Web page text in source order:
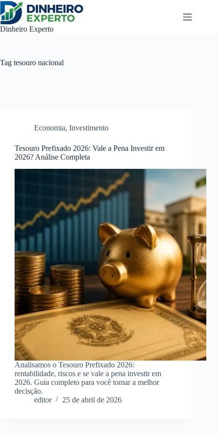
Pular
para
o
conteúdo
Dinheiro Experto
Tag tesouro nacional
Economia, Investimento
Tesouro Prefixado 2026: Vale a Pena Investir em
2026? Análise Completa
Analisamos o Tesouro Prefixado 2026:
rentabilidade, riscos e se vale a pena investir em
2026. Guia completo para você tomar a melhor
decisção.
editor
25 de abril de 2026